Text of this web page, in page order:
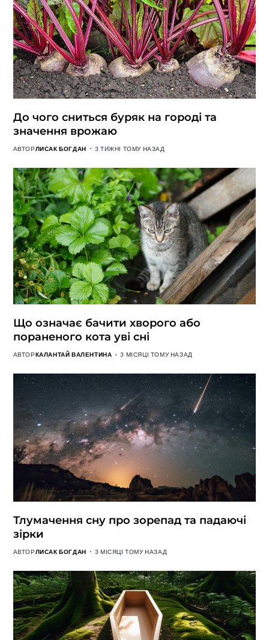
До чого сниться буряк на городі та
значення врожаю
АВТОРЛИСАК БОГДАН 3 ТИЖНІ ТОМУ НАЗАД
Що означає бачити хворого або
пораненого кота уві сні
АВТОРКАЛАНТАЙ ВАЛЕНТИНА 3 МІСЯЦІ ТОМУ НАЗАД
Тлумачення сну про зорепад та падаючі
зірки
АВТОРЛИСАК БОГДАН 3 МІСЯЦІ ТОМУ НАЗАД